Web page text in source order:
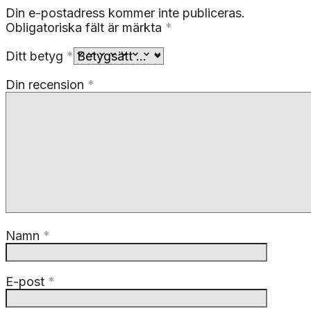
Din e-postadress kommer inte publiceras.
Obligatoriska fält är märkta *
Ditt betyg *
Din recension *
Namn *
E-post *